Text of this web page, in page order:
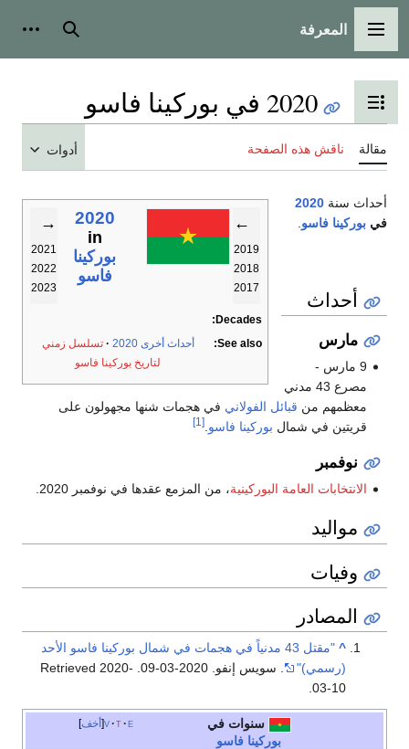
القائمة الرئيسية
المعرفة بحث
تبديل عرض جدول المحتويات
2020 في بوركينا فاسو
مقالة ناقش هذه الصفحة أدوات
←
2019
2018
2017
2020
in
بوركينا
فاسو
→
2021
2022
2023
Decades:
See also:
أحداث أخرى 2020
تسلسل زمني
لتاريخ بوركينا فاسو
أحداث سنة 2020
في بوركينا فاسو
أحداث
مارس
9 مارس -
مصرع 43 مدني
معظمهم من قبائل الفولاني في هجمات شنها مجهولون على
قريتين في شمال بوركينا فاسو .
[1]
نوفمبر
الانتخابات العامة البوركينية، من المزمع عقدها في نوفمبر 2020.
مواليد
وفيات
المصادر
^
"مقتل 43 مدنياً في هجمات في شمال بوركينا فاسو الأحد
(رسمي)"
. سويس إنفو. 2020-03-09 . Retrieved
2020-
03-10
.
أخف v t e
سنوات في
بوركينا فاسو